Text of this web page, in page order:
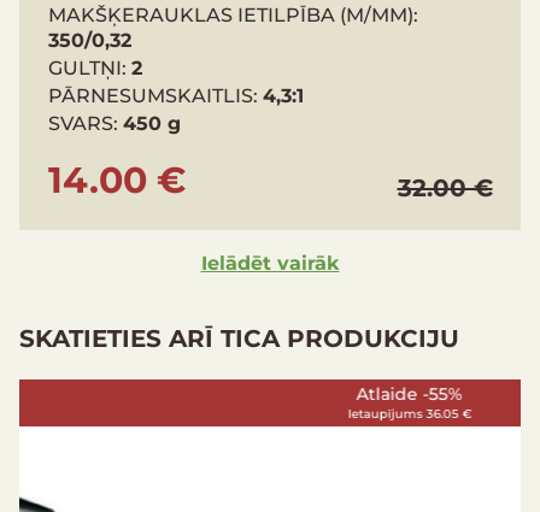
MAKŠĶERAUKLAS IETILPĪBA (M/MM):
350/0,32
GULTŅI: 2
PĀRNESUMSKAITLIS: 4,3:1
SVARS: 450 g
14.00 € 32.00 €
Ielādēt vairāk
SKATIETIES ARĪ TICA PRODUKCIJU